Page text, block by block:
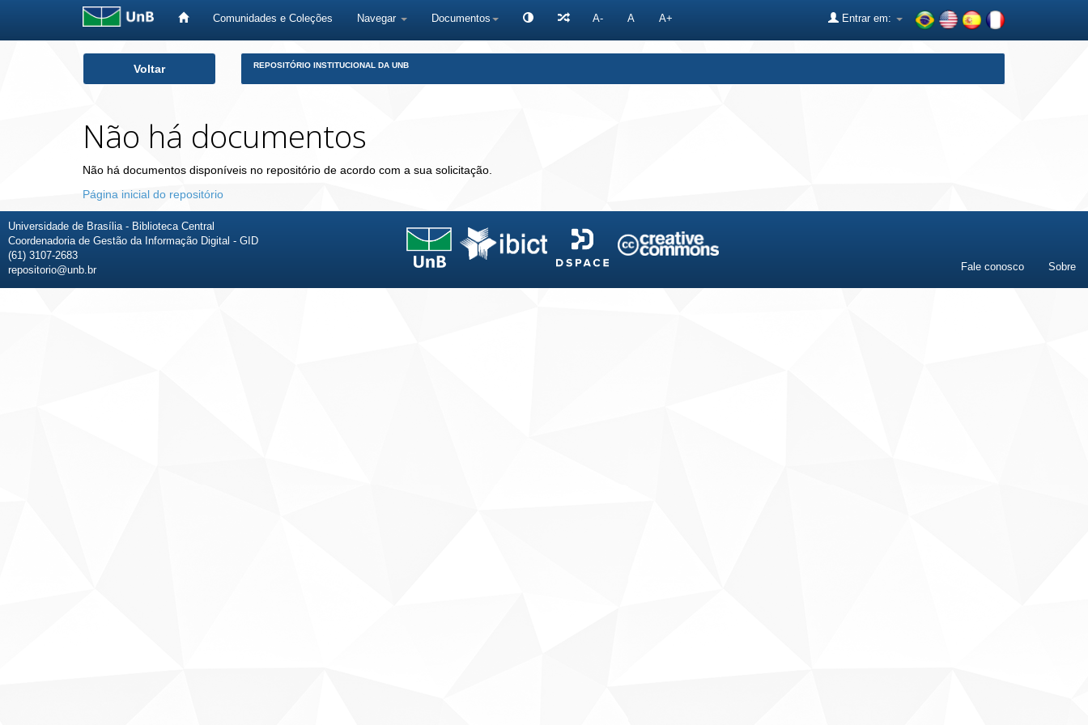
Comunidades e Coleções Navegar Documentos A- A A+ Entrar em:
Voltar REPOSITÓRIO INSTITUCIONAL DA UNB
Não há documentos
Não há documentos disponíveis no repositório de acordo com a sua solicitação.
Página inicial do repositório
Universidade de Brasília - Biblioteca Central
Coordenadoria de Gestão da Informação Digital - GID
(61) 3107-2683
repositorio@unb.br
Fale conosco Sobre